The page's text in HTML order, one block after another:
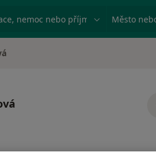
nemoc nebo příjmení Město